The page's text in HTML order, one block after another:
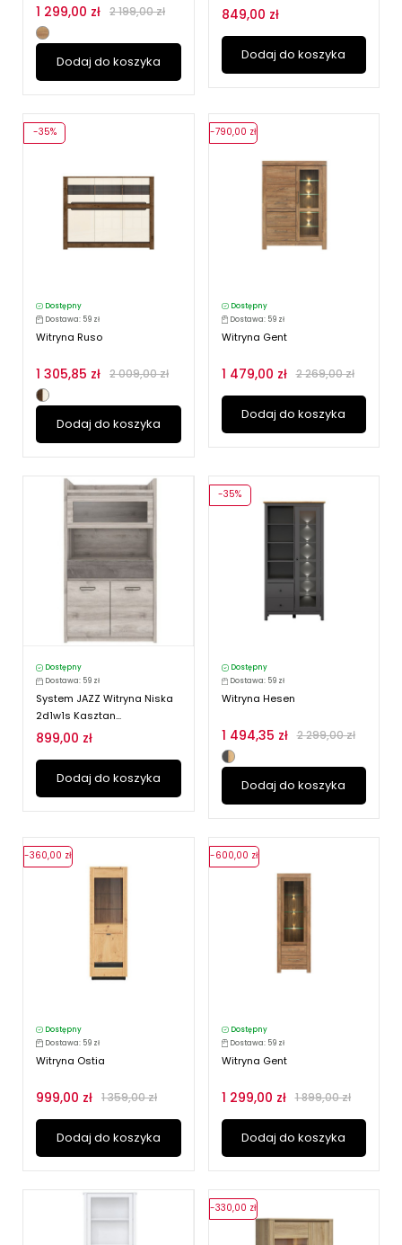
1 299,00 zł 2 199,00 zł
Dodaj do koszyka
849,00 zł
Dodaj do koszyka
Dostępny
Dostawa: 59 zł
Witryna Ruso
1 305,85 zł 2 009,00 zł
Dodaj do koszyka
-35%
Dostępny
Dostawa: 59 zł
Witryna Gent
1 479,00 zł 2 269,00 zł
Dodaj do koszyka
-790,00 zł
Dostępny
Dostawa: 59 zł
System JAZZ Witryna Niska
2d1w1s Kasztan...
899,00 zł
Dodaj do koszyka
Dostępny
Dostawa: 59 zł
Witryna Hesen
1 494,35 zł 2 299,00 zł
Dodaj do koszyka
-35%
Dostępny
Dostawa: 59 zł
Witryna Ostia
999,00 zł 1 359,00 zł
Dodaj do koszyka
-360,00 zł
Dostępny
Dostawa: 59 zł
Witryna Gent
1 299,00 zł 1 899,00 zł
Dodaj do koszyka
-600,00 zł
-330,00 zł